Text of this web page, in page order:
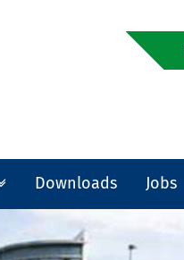
Downloads Jobs